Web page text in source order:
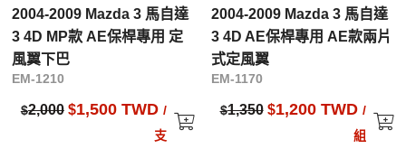
2004-2009 Mazda 3 馬自達
3 4D MP款 AE保桿專用 定
風翼下巴
EM-1210
$2,000 $1,500 TWD /
支
2004-2009 Mazda 3 馬自達
3 4D AE保桿專用 AE款兩片
式定風翼
EM-1170
$1,350 $1,200 TWD /
組